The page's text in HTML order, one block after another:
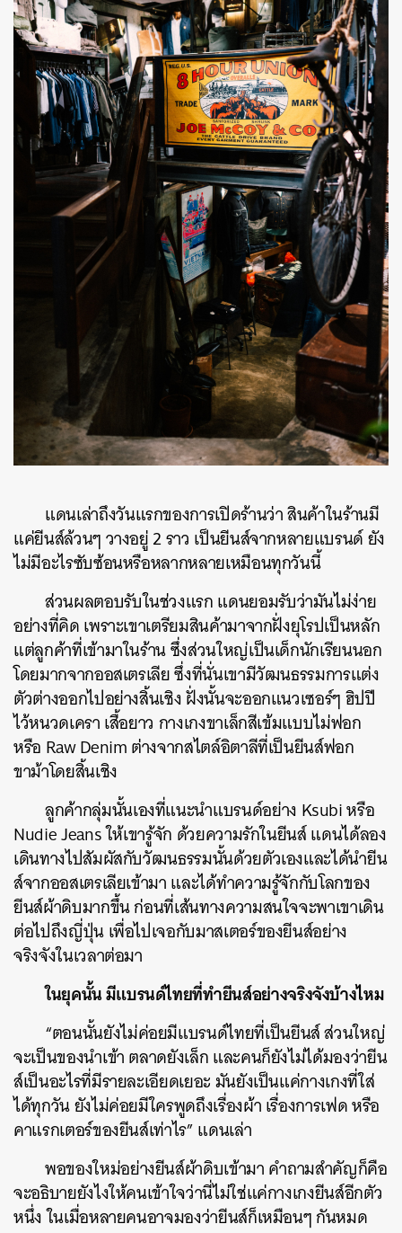
แดนเล่าถึงวันแรกของการเปิดร้านว่า สินค้าในร้านมี
แค่ยีนส์ล้วนๆ วางอยู่ 2 ราว เป็นยีนส์จากหลายแบรนด์ ยัง
ไม่มีอะไรซับซ้อนหรือหลากหลายเหมือนทุกวันนี้
ส่วนผลตอบรับในช่วงแรก แดนยอมรับว่ามันไม่ง่าย
อย่างที่คิด เพราะเขาเตรียมสินค้ามาจากฝั่งยุโรปเป็นหลัก
แต่ลูกค้าที่เข้ามาในร้าน ซึ่งส่วนใหญ่เป็นเด็กนักเรียนนอก
โดยมากจากออสเตรเลีย ซึ่งที่นั่นเขามีวัฒนธรรมการแต่ง
ตัวต่างออกไปอย่างสิ้นเชิง ฝั่งนั้นจะออกแนวเซอร์ๆ ฮิปปี
ไว้หนวดเครา เสื้อยาว กางเกงขาเล็กสีเข้มแบบไม่ฟอก
หรือ Raw Denim ต่างจากสไตล์อิตาลีที่เป็นยีนส์ฟอก
ขาม้าโดยสิ้นเชิง
ลูกค้ากลุ่มนั้นเองที่แนะนำแบรนด์อย่าง Ksubi หรือ
Nudie Jeans ให้เขารู้จัก ด้วยความรักในยีนส์ แดนได้ลอง
เดินทางไปสัมผัสกับวัฒนธรรมนั้นด้วยตัวเองและได้นำยีน
ส์จากออสเตรเลียเข้ามา และได้ทำความรู้จักกับโลกของ
ยีนส์ผ้าดิบมากขึ้น ก่อนที่เส้นทางความสนใจจะพาเขาเดิน
ต่อไปถึงญี่ปุ่น เพื่อไปเจอกับมาสเตอร์ของยีนส์อย่าง
จริงจังในเวลาต่อมา
ในยุคนั้น มีแบรนด์ไทยที่ทำยีนส์อย่างจริงจังบ้างไหม
“ตอนนั้นยังไม่ค่อยมีแบรนด์ไทยที่เป็นยีนส์ ส่วนใหญ่
จะเป็นของนำเข้า ตลาดยังเล็ก และคนก็ยังไม่ได้มองว่ายีน
ส์เป็นอะไรที่มีรายละเอียดเยอะ มันยังเป็นแค่กางเกงที่ใส่
ได้ทุกวัน ยังไม่ค่อยมีใครพูดถึงเรื่องผ้า เรื่องการเฟด หรือ
คาแรกเตอร์ของยีนส์เท่าไร” แดนเล่า
พอของใหม่อย่างยีนส์ผ้าดิบเข้ามา คำถามสำคัญก็คือ
จะอธิบายยังไงให้คนเข้าใจว่านี่ไม่ใช่แค่กางเกงยีนส์อีกตัว
หนึ่ง ในเมื่อหลายคนอาจมองว่ายีนส์ก็เหมือนๆ กันหมด